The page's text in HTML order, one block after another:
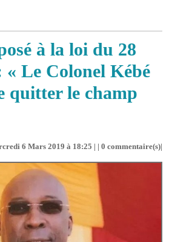
à la loi du 28
Le Colonel Kébé
quitter le champ
6 Mars 2019 à 18:25 | | 0 commentaire(s)|